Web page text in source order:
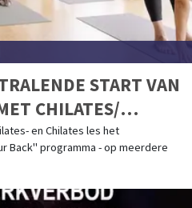
START VAN
CHILATES/
YOUR
en Chilates les het
Back" programma - op meerdere